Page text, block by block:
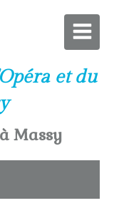
et du
Massy